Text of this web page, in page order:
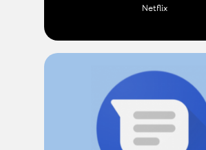
Netflix